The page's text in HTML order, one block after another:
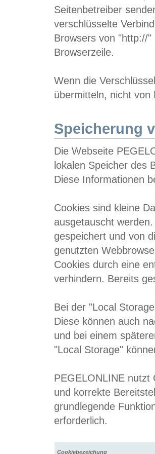
Seitenbetreiber
verschlüsselte
Browsers von "http://
Browserzeile.
Wenn die
übermitteln, nicht von
Speicherung
Die Webseite
lokalen Speicher des
Diese Informationen
Cookies sind kleine
ausgetauscht
gespeichert und von
genutzten
Cookies durch eine
verhindern. Bereits
Bei der "Local
Diese können auch
und bei einem
"Local Storage"
PEGELONLINE nutzt
und korrekte
grundlegende
erforderlich.
Cookiebezeichung